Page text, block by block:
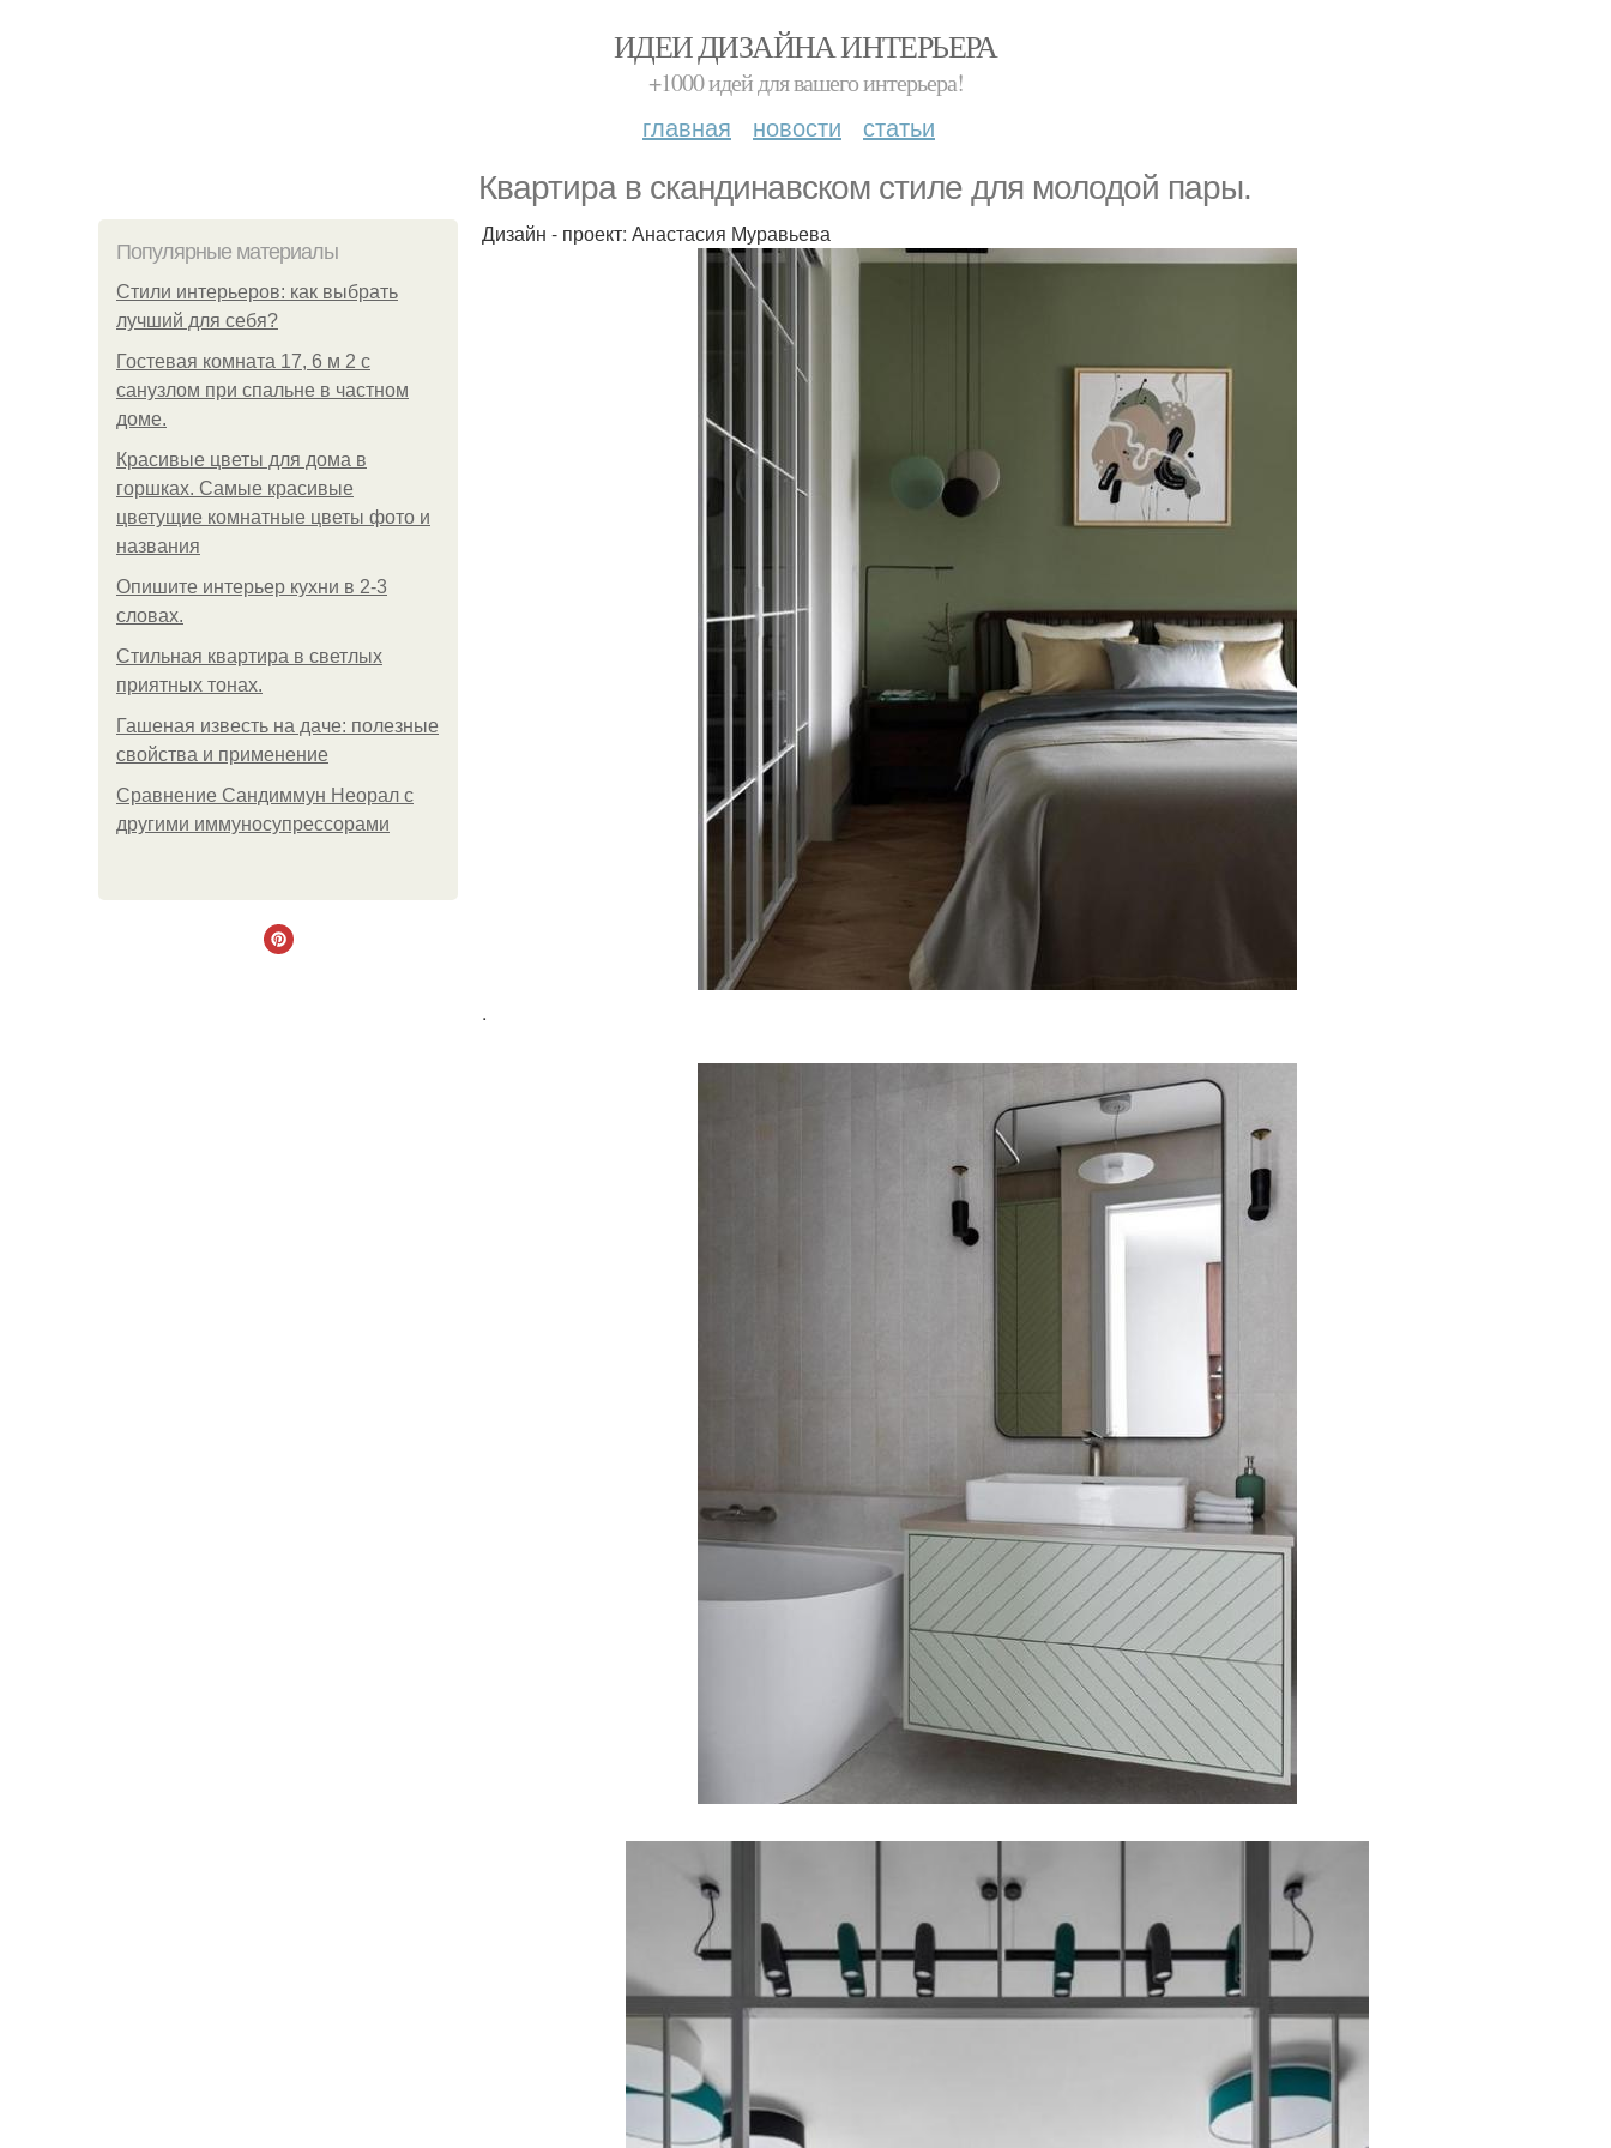
ИДЕИ ДИЗАЙНА ИНТЕРЬЕРА
+1000 идей для вашего интерьера!
главная новости статьи
Квартира в скандинавском стиле для молодой пары.
Популярные материалы
Стили интерьеров: как выбрать
лучший для себя?
Гостевая комната 17, 6 м 2 с
санузлом при спальне в частном
доме.
Красивые цветы для дома в
горшках. Самые красивые
цветущие комнатные цветы фото и
названия
Опишите интерьер кухни в 2-3
словах.
Стильная квартира в светлых
приятных тонах.
Гашеная известь на даче: полезные
свойства и применение
Сравнение Сандиммун Неорал с
другими иммуносупрессорами
Дизайн - проект: Анастасия Муравьева
.